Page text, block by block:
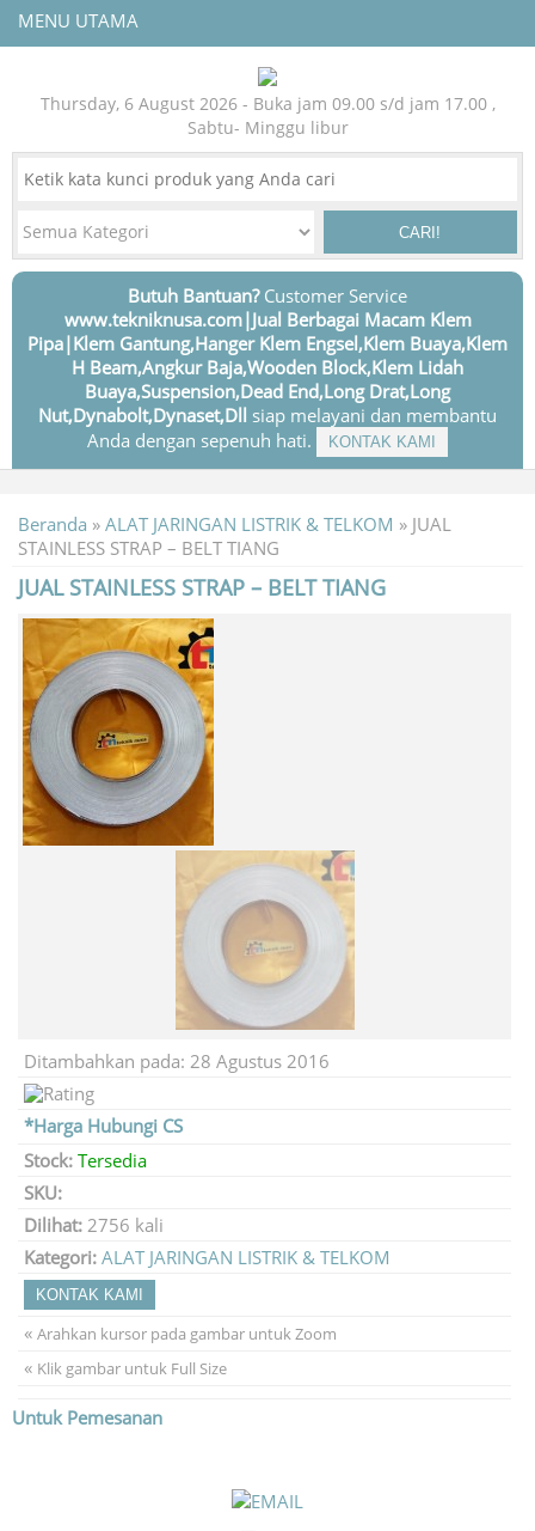
MENU UTAMA
Thursday, 6 August 2026 - Buka jam 09.00 s/d jam 17.00 ,
Sabtu- Minggu libur
CARI!
Butuh Bantuan?Customer Service
www.tekniknusa.com|Jual Berbagai Macam Klem
Pipa|Klem Gantung,Hanger Klem Engsel,Klem Buaya,Klem
H Beam,Angkur Baja,Wooden Block,Klem Lidah
Buaya,Suspension,Dead End,Long Drat,Long
Nut,Dynabolt,Dynaset,Dll siap melayani dan membantu
Anda dengan sepenuh hati.
KONTAK KAMI
Beranda » ALAT JARINGAN LISTRIK & TELKOM » JUAL
STAINLESS STRAP – BELT TIANG
JUAL STAINLESS STRAP – BELT TIANG
Ditambahkan pada: 28 Agustus 2016
*Harga Hubungi CS
Stock: Tersedia
SKU:
Dilihat: 2756 kali
Kategori: ALAT JARINGAN LISTRIK & TELKOM
KONTAK KAMI
« Arahkan kursor pada gambar untuk Zoom
« Klik gambar untuk Full Size
Untuk Pemesanan